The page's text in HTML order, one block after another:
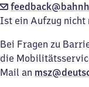
Ist ein Aufzug nicht
Bei Fragen zu
die
Mail an